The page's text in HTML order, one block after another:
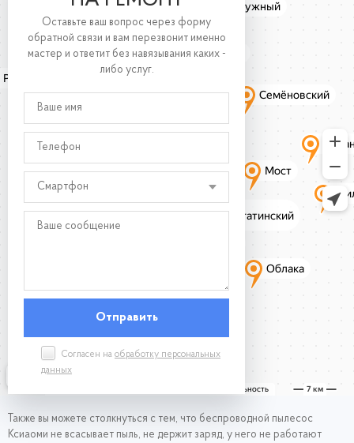
Оставьте ваш вопрос через форму
обратной связи и вам перезвонит именно
мастер и ответит без навязывания каких -
либо услуг.
Смартфон
Согласен на обработку персональных
данных
Также вы можете столкнуться с тем, что беспроводной пылесос
Ксиаоми не всасывает пыль, не держит заряд, у него не работают